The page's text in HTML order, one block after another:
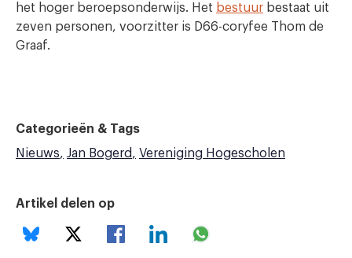
het hoger beroepsonderwijs. Het bestuur bestaat uit
zeven personen, voorzitter is D66-coryfee Thom de
Graaf.
Categorieën & Tags
Nieuws
Jan Bogerd Vereniging Hogescholen
Artikel delen op